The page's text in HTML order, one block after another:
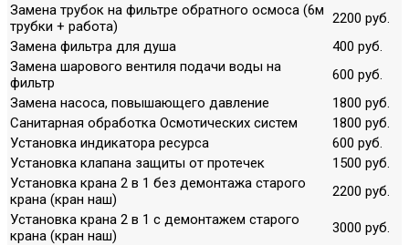
Замена трубок на фильтре обратного осмоса (6м
трубки + работа)
2200 руб.
Замена фильтра для душа
400 руб.
Замена шарового вентиля подачи воды на
фильтр
600 руб.
Замена насоса, повышающего давление
1800 руб.
Санитарная обработка Осмотических систем
1800 руб.
Установка индикатора ресурса
600 руб.
Установка клапана защиты от протечек
1500 руб.
Установка крана 2 в 1 без демонтажа старого
крана (кран наш)
2200 руб.
Установка крана 2 в 1 с демонтажем старого
крана (кран наш)
3000 руб.